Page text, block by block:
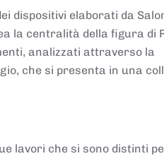
dispositivi elaborati da
la centralità della figura di
analizzati attraverso la
che si presenta in una
lavori che si sono distinti